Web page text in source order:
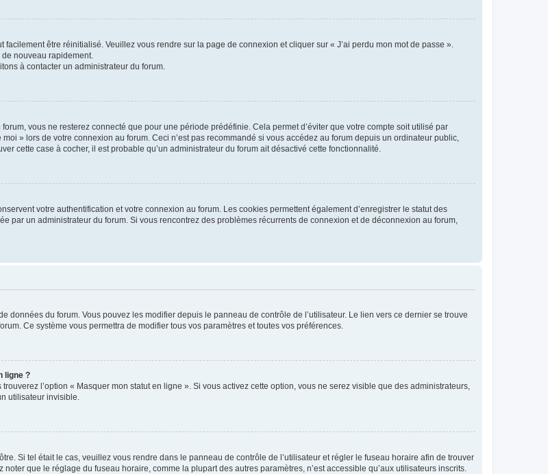
être réinitialisé. Veuillez vous rendre sur la page de connexion et cliquer sur « J’ai perdu mon mot de passe ».
nouveau rapidement.
à contacter un administrateur du forum.
vous ne resterez connecté que pour une période prédéfinie. Cela permet d’éviter que votre compte soit utilisé par
» lors de votre connexion au forum. Ceci n’est pas recommandé si vous accédez au forum depuis un ordinateur public,
cette case à cocher, il est probable qu’un administrateur du forum ait désactivé cette fonctionnalité.
votre authentification et votre connexion au forum. Les cookies permettent également d’enregistrer le statut des
par un administrateur du forum. Si vous rencontrez des problèmes récurrents de connexion et de déconnexion au forum,
données du forum. Vous pouvez les modifier depuis le panneau de contrôle de l’utilisateur. Le lien vers ce dernier se trouve
Ce système vous permettra de modifier tous vos paramètres et toutes vos préférences.
ligne ?
l’option « Masquer mon statut en ligne ». Si vous activez cette option, vous ne serez visible que des administrateurs,
utilisateur invisible.
Si tel était le cas, veuillez vous rendre dans le panneau de contrôle de l’utilisateur et régler le fuseau horaire afin de trouver
que le réglage du fuseau horaire, comme la plupart des autres paramètres, n’est accessible qu’aux utilisateurs inscrits.